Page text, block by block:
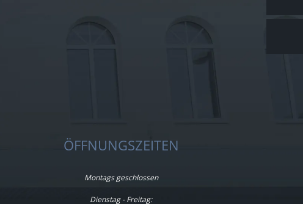
ÖFFNUNGSZEITEN
Montags geschlossen
Dienstag - Freitag: